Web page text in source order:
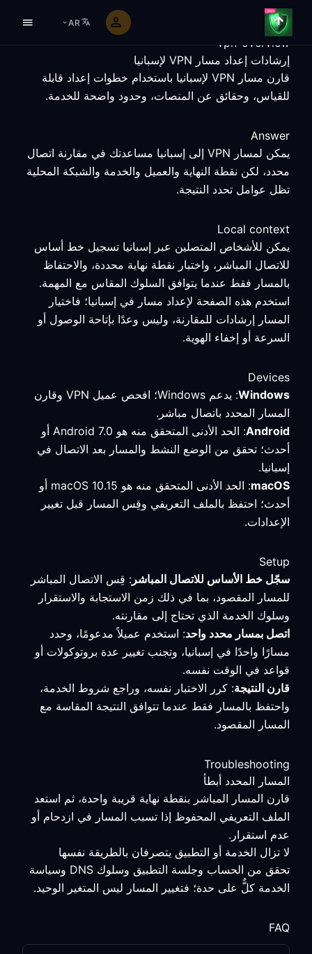
AR
vpn-overview
إرشادات إعداد مسار VPN لإسبانيا
قارن مسار VPN لإسبانيا باستخدام خطوات إعداد قابلة
للقياس، وحقائق عن المنصات، وحدود واضحة للخدمة.
Answer
يمكن لمسار VPN إلى إسبانيا مساعدتك في مقارنة اتصال
محدد، لكن نقطة النهاية والعميل والخدمة والشبكة المحلية
تظل عوامل تحدد النتيجة.
Local context
يمكن للأشخاص المتصلين عبر إسبانيا تسجيل خط أساس
للاتصال المباشر، واختبار نقطة نهاية محددة، والاحتفاظ
بالمسار فقط عندما يتوافق السلوك المقاس مع المهمة.
استخدم هذه الصفحة لإعداد مسار في إسبانيا؛ فاختيار
المسار إرشادات للمقارنة، وليس وعدًا بإتاحة الوصول أو
السرعة أو إخفاء الهوية.
Devices
Windows
: يدعم Windows؛ افحص عميل VPN وقارن
المسار المحدد باتصال مباشر.
Android
: الحد الأدنى المتحقق منه هو Android 7.0 أو
أحدث؛ تحقق من الوضع النشط والمسار بعد الاتصال في
إسبانيا.
macOS
: الحد الأدنى المتحقق منه هو macOS 10.15 أو
أحدث؛ احتفظ بالملف التعريفي وقِس المسار قبل تغيير
الإعدادات.
Setup
سجّل خط الأساس للاتصال المباشر : قِس الاتصال المباشر
للمسار المقصود، بما في ذلك زمن الاستجابة والاستقرار
وسلوك الخدمة الذي تحتاج إلى مقارنته.
اتصل بمسار محدد واحد: استخدم عميلاً مدعومًا، وحدد
مسارًا واحدًا في إسبانيا، وتجنب تغيير عدة بروتوكولات أو
قواعد في الوقت نفسه.
قارن النتيجة: كرر الاختبار نفسه، وراجع شروط الخدمة،
واحتفظ بالمسار فقط عندما تتوافق النتيجة المقاسة مع
المسار المقصود.
Troubleshooting
المسار المحدد أبطأ
قارن المسار المباشر بنقطة نهاية قريبة واحدة، ثم استعد
الملف التعريفي المحفوظ إذا تسبب المسار في ازدحام أو
عدم استقرار.
لا تزال الخدمة أو التطبيق يتصرفان بالطريقة نفسها
تحقق من الحساب وجلسة التطبيق وسلوك DNS وسياسة
الخدمة كلٌّ على حدة؛ فتغيير المسار ليس المتغير الوحيد.
FAQ